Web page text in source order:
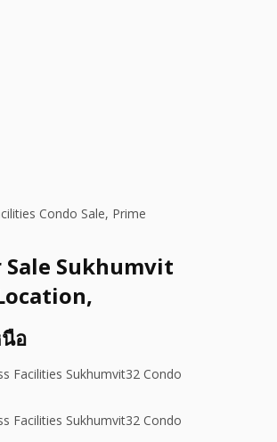
Condo Sale, Prime
Sukhumvit
อ
Facilities Sukhumvit32 Condo
Facilities Sukhumvit32 Condo